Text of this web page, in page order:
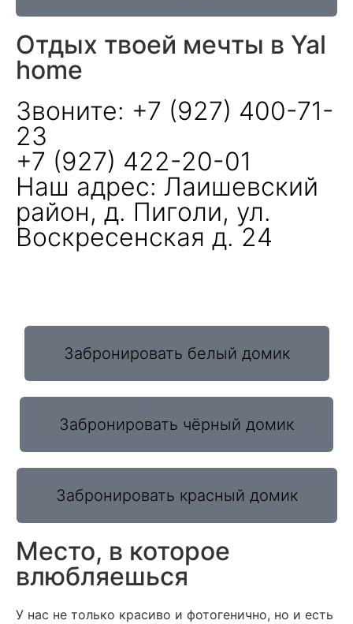
Отдых твоей мечты в Yal
home
Звоните: +7 (927) 400-71-
23
+7 (927) 422-20-01
Наш адрес: Лаишевский
район, д. Пиголи, ул.
Воскресенская д. 24
Забронировать белый домик
Забронировать чёрный домик
Забронировать красный домик
Место, в которое
влюбляешься
У нас не только красиво и фотогенично, но и есть